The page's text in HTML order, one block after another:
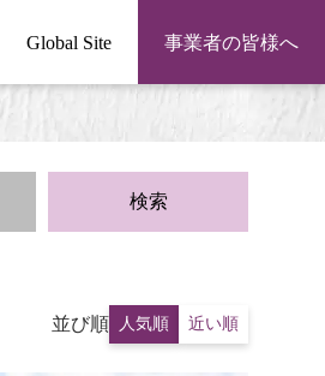
Global Site 事業者の皆様へ
検索
並び順 人気順 近い順